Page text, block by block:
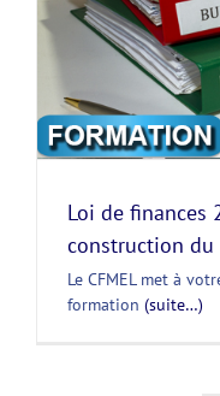
Loi de finances
construction
Le CFMEL met à
formation (suite…)